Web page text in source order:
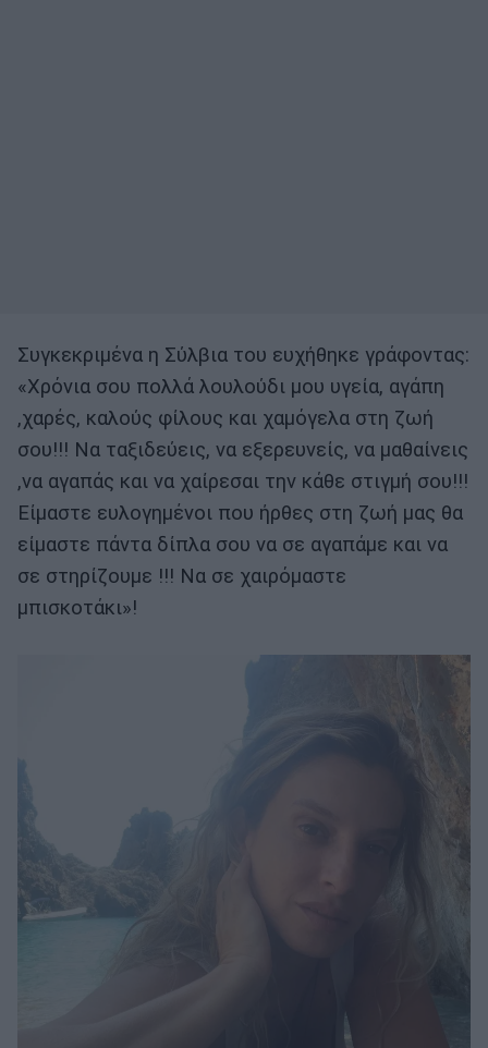
Συγκεκριμένα η Σύλβια του ευχήθηκε γράφοντας:
«Χρόνια σου πολλά λουλούδι μου υγεία, αγάπη
,χαρές, καλούς φίλους και χαμόγελα στη ζωή
σου!!! Να ταξιδεύεις, να εξερευνείς, να μαθαίνεις
,να αγαπάς και να χαίρεσαι την κάθε στιγμή σου!!!
Είμαστε ευλογημένοι που ήρθες στη ζωή μας θα
είμαστε πάντα δίπλα σου να σε αγαπάμε και να
σε στηρίζουμε !!! Να σε χαιρόμαστε
μπισκοτάκι»!